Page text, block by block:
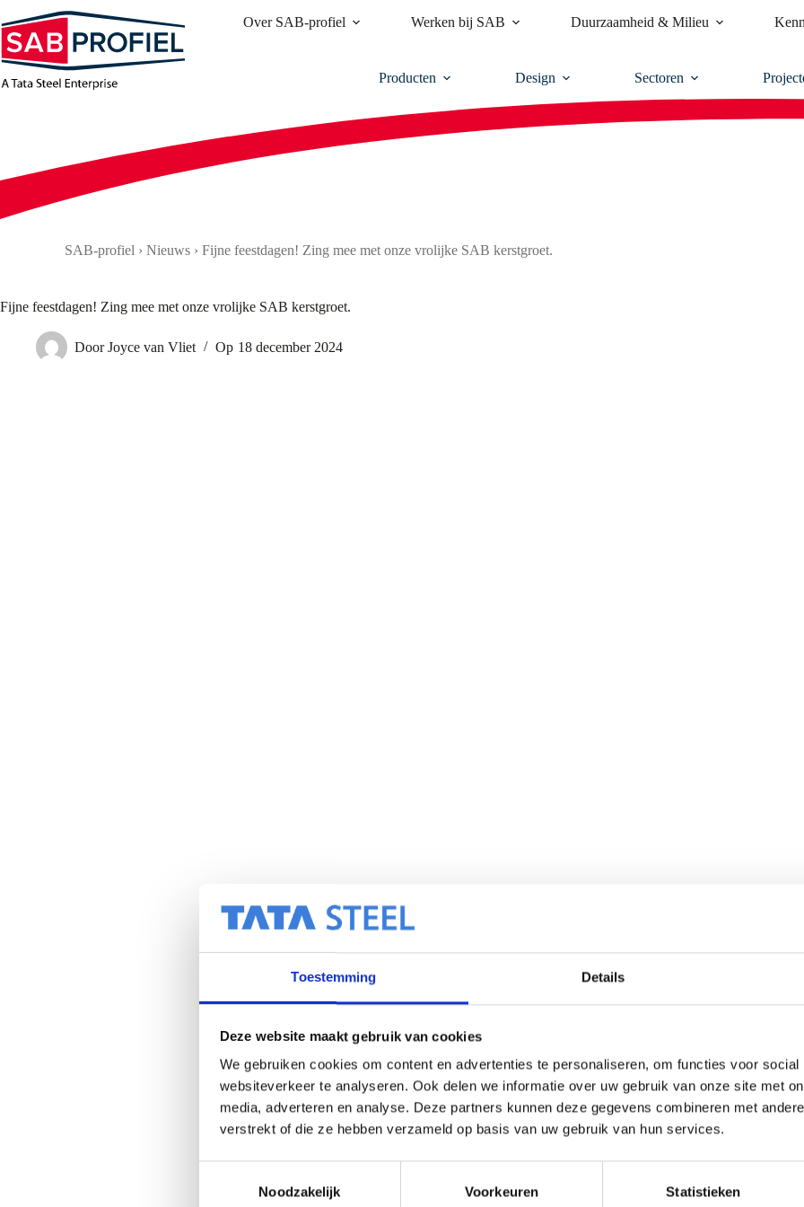
Toestemming Details
Deze website maakt gebruik van cookies
We gebruiken cookies om content en advertenties te personaliseren, om functies voor social
websiteverkeer te analyseren. Ook delen we informatie over uw gebruik van onze site met
media, adverteren en analyse. Deze partners kunnen deze gegevens combineren met
verstrekt of die ze hebben verzameld op basis van uw gebruik van hun services.
Noodzakelijk Voorkeuren Statistieken
naar
de
inhoud
Over SAB-profiel Werken bij SAB Duurzaamheid & Milieu
Producten Design Sectoren
SAB-profiel › Nieuws › Fijne feestdagen! Zing mee met onze vrolijke SAB kerstgroet.
Fijne feestdagen! Zing mee met onze vrolijke SAB kerstgroet.
Door Joyce van Vliet Op 18 december 2024